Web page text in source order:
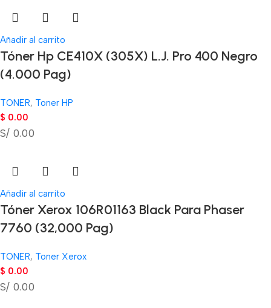
Añadir al carrito
Tóner Hp CE410X (305X) L.J. Pro 400 Negro
(4.000 Pag)
TONER, Toner HP
$ 0.00
S/ 0.00
Añadir al carrito
Tóner Xerox 106R01163 Black Para Phaser
7760 (32,000 Pag)
TONER, Toner Xerox
$ 0.00
S/ 0.00